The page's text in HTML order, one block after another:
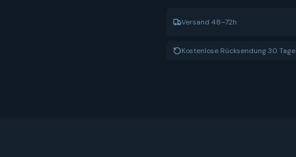
Versand 48–72h
Kostenlose Rücksendung 30 Tage